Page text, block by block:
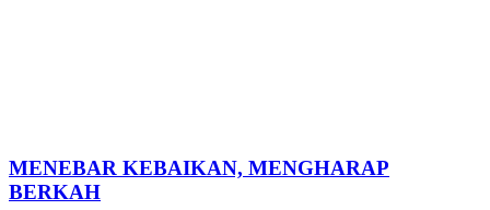
MENEBAR KEBAIKAN, MENGHARAP
BERKAH